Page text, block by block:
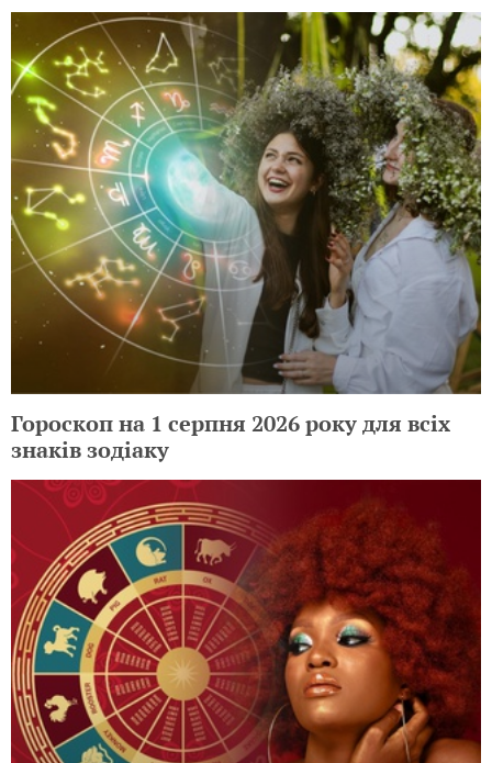
Гороскоп на 1 серпня 2026 року для всіх
знаків зодіаку